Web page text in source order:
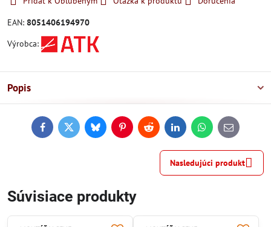
EAN: 8051406194970
Výrobca:
Popis
FacebookTwitterBlueskyPinterestReddit LinkedInWhatsApp
E-
mail
Nasledujúci produkt
Súvisiace produkty